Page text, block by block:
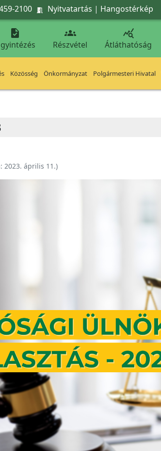
2100  Nyitvatartás | Hangostérkép
 
Részvétel

Átláthatóság
Közösség Önkormányzat Polgármesteri Hivatal
2023. április 11.)